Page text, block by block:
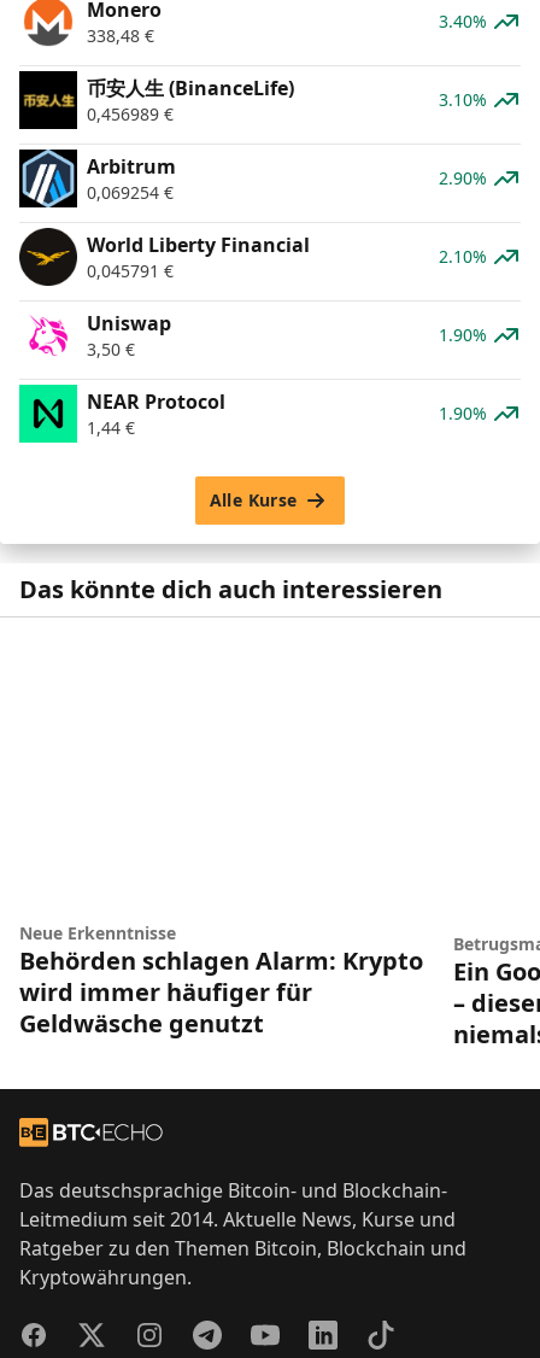
Monero
338,48 €
3.40%
币安人生 (BinanceLife)
0,456989 €
3.10%
Arbitrum
0,069254 €
2.90%
World Liberty Financial
0,045791 €
2.10%
Uniswap
3,50 €
1.90%
NEAR Protocol
1,44 €
1.90%
Alle Kurse
Das könnte dich auch interessieren
Neue Erkenntnisse
Behörden schlagen Alarm: Krypto
wird immer häufiger für
Geldwäsche genutzt
Ein
–
Zur Startseite
Das deutschsprachige Bitcoin- und Blockchain-
Leitmedium seit 2014. Aktuelle News, Kurse und
Ratgeber zu den Themen Bitcoin, Blockchain und
Kryptowährungen.
FacebookTwitterInstagramTelegramYouTubeLinkedInTikTok